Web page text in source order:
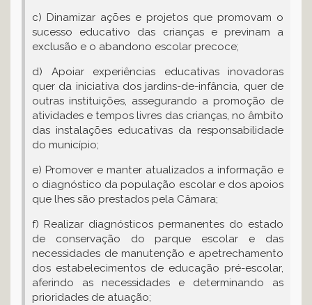
c) Dinamizar ações e projetos que promovam o
sucesso educativo das crianças e previnam a
exclusão e o abandono escolar precoce;
d) Apoiar experiências educativas inovadoras
quer da iniciativa dos jardins-de-infância, quer de
outras instituições, assegurando a promoção de
atividades e tempos livres das crianças, no âmbito
das instalações educativas da responsabilidade
do município;
e) Promover e manter atualizados a informação e
o diagnóstico da população escolar e dos apoios
que lhes são prestados pela Câmara;
f) Realizar diagnósticos permanentes do estado
de conservação do parque escolar e das
necessidades de manutenção e apetrechamento
dos estabelecimentos de educação pré-escolar,
aferindo as necessidades e determinando as
prioridades de atuação;